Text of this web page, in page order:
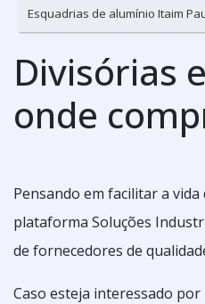
Esquadrias de alumínio Itaim
Divisórias
onde
Pensando em facilitar a
plataforma Soluções
de fornecedores de
Caso esteja interessado